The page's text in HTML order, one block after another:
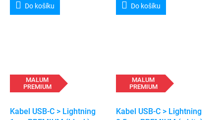
Do košíku Do košíku
MALUM
PREMIUM
Kabel USB-C > Lightning
MALUM
PREMIUM
Kabel USB-C > Lightning